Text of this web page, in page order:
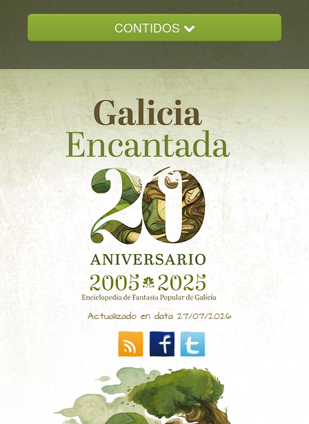
CONTIDOS
GALICIA ENCANTADA
DOCUMENTACION
NOVAS
CONTACTO
Actualizado en data 27/07/2026